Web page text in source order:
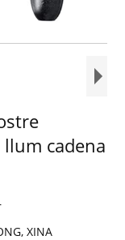
cadena
XINA